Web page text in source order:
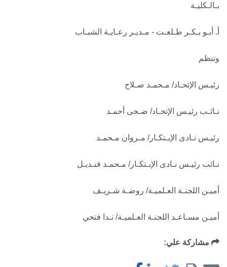
بـالـكليـة
أ. أبـو بـكـر طـلعـت - مـديـر رعـايـة الشبـاب
وتنظم
رئيـس الإتحـاد/ مـحمـد صـلاح
نـائـب رئيـس الإتحـاد/ ضـحى أحمـد
رئيـس نـادى الإبـتكـار/ مـروان مـحمـد
نـائب رئيـس نـادى الإبـتكـار/ مـحمـد قنـديـل
أميـن اللجنـة العـلميـة/ روضـة شـريـف
أميـن مسـاعـد اللجنـة العـلميـة/ نـدا فتحي
مشاركة علي: